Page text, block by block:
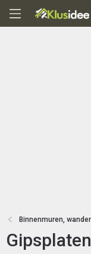
Binnenmuren,